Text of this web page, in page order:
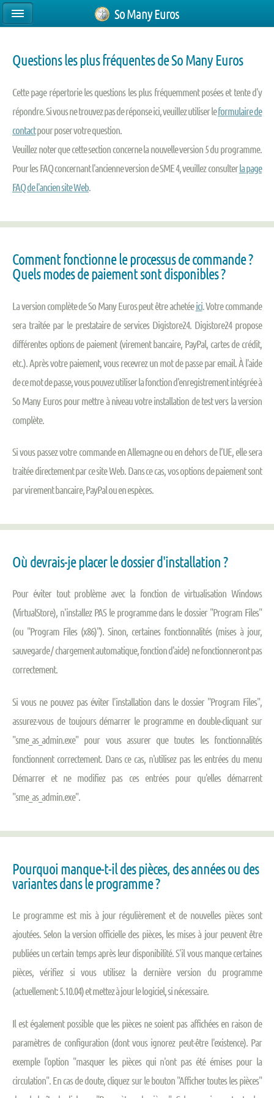
Questions les plus fréquentes de So Many Euros
Cette page répertorie les questions les plus fréquemment posées et tente d'y
répondre. Si vous ne trouvez pas de réponse ici, veuillez utiliser leformulaire de
contactpour poser votre question.
Veuillez noter que cette section concerne la nouvelle version 5 du programme.
Pour les FAQ concernant l'ancienne version de SME 4, veuillez consulterla page
FAQ de l'ancien site Web.
Comment fonctionne le processus de commande ?
Quels modes de paiement sont disponibles ?
La version complète de So Many Euros peut être achetéeici. Votre commande
sera traitée par le prestataire de services Digistore24. Digistore24 propose
différentes options de paiement (virement bancaire, PayPal, cartes de crédit,
etc.). Après votre paiement, vous recevrez un mot de passe par email. À l'aide
de ce mot de passe, vous pouvez utiliser la fonction d'enregistrement intégrée à
So Many Euros pour mettre à niveau votre installation de test vers la version
complète.
Si vous passez votre commande en Allemagne ou en dehors de l’UE, elle sera
traitée directement par ce site Web. Dans ce cas, vos options de paiement sont
par virement bancaire, PayPal ou en espèces.
Où devrais-je placer le dossier d'installation ?
Pour éviter tout problème avec la fonction de virtualisation Windows
(VirtualStore), n'installez PAS le programme dans le dossier "Program Files"
(ou "Program Files (x86)"). Sinon, certaines fonctionnalités (mises à jour,
sauvegarde / chargement automatique, fonction d'aide) ne fonctionneront pas
correctement.
Si vous ne pouvez pas éviter l'installation dans le dossier "Program Files",
assurez-vous de toujours démarrer le programme en double-cliquant sur
"sme_as_admin.exe" pour vous assurer que toutes les fonctionnalités
fonctionnent correctement. Dans ce cas, n'utilisez pas les entrées du menu
Démarrer et ne modifiez pas ces entrées pour qu'elles démarrent
"sme_as_admin.exe".
Pourquoi manque-t-il des pièces, des années ou des
variantes dans le programme ?
Le programme est mis à jour régulièrement et de nouvelles pièces sont
ajoutées. Selon la version officielle des pièces, les mises à jour peuvent être
publiées un certain temps après leur disponibilité. S'il vous manque certaines
pièces, vérifiez si vous utilisez la dernière version du programme
(actuellement: 5.10.04) et mettez à jour le logiciel, si nécessaire.
Il est également possible que les pièces ne soient pas affichées en raison de
paramètres de configuration (dont vous ignorez peut-être l'existence). Par
exemple l'option "masquer les pièces qui n'ont pas été émises pour la
circulation". En cas de doute, cliquez sur le bouton "Afficher toutes les pièces"
So Many Euros